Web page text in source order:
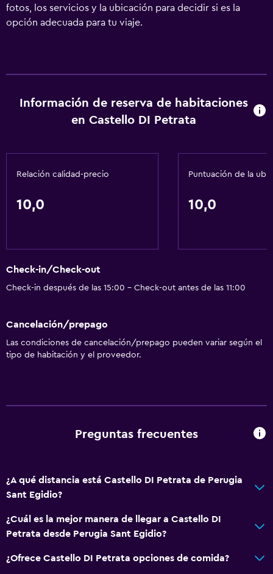
anfitrión profesional
fotos, los servicios y la ubicación para decidir si es la
opción adecuada para tu viaje.
Información de reserva de habitaciones
en Castello DI Petrata
Relación calidad-precio
10,0
Puntuación de la
10,0
Check-in/Check-out
Check-in después de las 15:00 - Check-out antes de las 11:00
Cancelación/prepago
Las condiciones de cancelación/prepago pueden variar según el
tipo de habitación y el proveedor.
Preguntas frecuentes
¿A qué distancia está Castello DI Petrata de Perugia
Sant Egidio?
¿Cuál es la mejor manera de llegar a Castello DI
Petrata desde Perugia Sant Egidio?
¿Ofrece Castello DI Petrata opciones de comida?